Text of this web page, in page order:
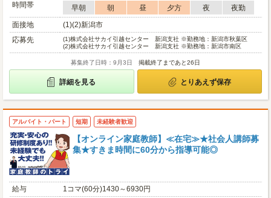
時間帯
早朝 朝 昼 夕方 夜
夜勤
面接地
(1)(2)新潟市
応募先
(1)株式会社サカイ引越センター 新潟支社 ※勤務地：新潟市秋葉区
(2)株式会社サカイ引越センター 新潟支社 ※勤務地：新潟市南区
募集終了日時：9月3日 掲載終了まであと26日
詳細を見る とりあえず保存
アルバイト・パート 短期 未経験者歓迎
【オンライン家庭教師】≪在宅≫★社会人講師募
集★すきま時間に60分から指導可能◎
給与
1コマ(60分)1430～6930円